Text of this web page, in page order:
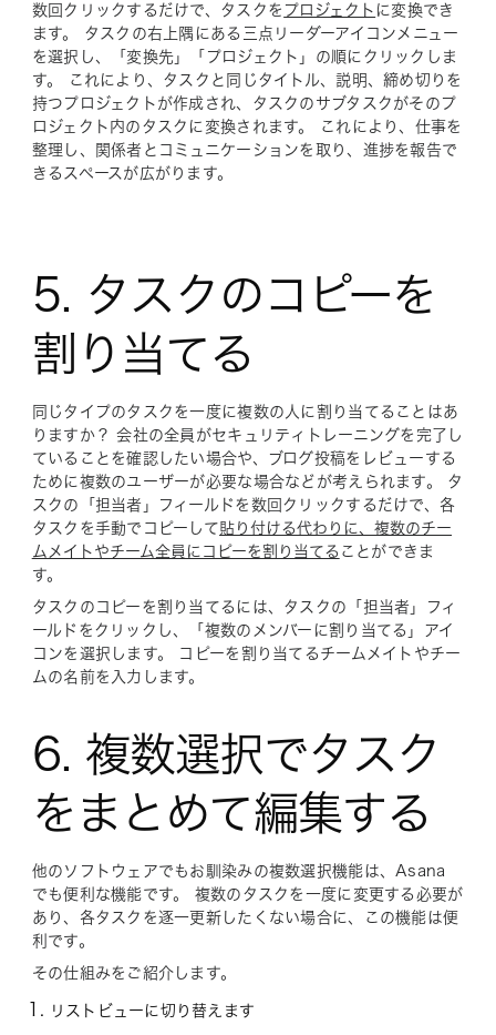
数回クリックするだけで、タスクを プロジェクト に変換でき
ます。 タスクの右上隅にある三点リーダーアイコンメニュー
を選択し、「変換先」「プロジェクト」の順にクリックしま
す。 これにより、タスクと同じタイトル、説明、締め切りを
持つプロジェクトが作成され、タスクのサブタスクがそのプ
ロジェクト内のタスクに変換されます。 これにより、仕事を
整理し、関係者とコミュニケーションを取り、進捗を報告で
きるスペースが広がります。
5. タスクのコピーを
割り当てる
同じタイプのタスクを一度に複数の人に割り当てることはあ
りますか？ 会社の全員がセキュリティトレーニングを完了し
ていることを確認したい場合や、ブログ投稿をレビューする
ために複数のユーザーが必要な場合などが考えられます。 タ
スクの「担当者」フィールドを数回クリックするだけで、各
タスクを手動でコピーして貼り付ける代わりに、複数のチー
ムメイトやチーム全員にコピーを割り当てる ことができま
す。
タスクのコピーを割り当てるには、タスクの「担当者」フィ
ールドをクリックし、「複数のメンバーに割り当てる」アイ
コンを選択します。 コピーを割り当てるチームメイトやチー
ムの名前を入力します。
6. 複数選択でタスク
をまとめて編集する
他のソフトウェアでもお馴染みの複数選択機能は、Asana
でも便利な機能です。 複数のタスクを一度に変更する必要が
あり、各タスクを逐一更新したくない場合に、この機能は便
利です。
その仕組みをご紹介します。
リストビューに切り替えます